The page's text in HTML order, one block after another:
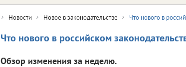
Новости Новое в законодательстве Что нового в
Что нового в российском
Обзор изменения за неделю.